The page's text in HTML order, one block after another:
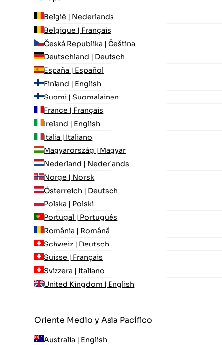
België | Nederlands
Belgique | Français
Česká Republika | Čeština
Deutschland | Deutsch
España | Español
Finland | English
Suomi | Suomalainen
France | Français
Ireland | English
Italia | Italiano
Magyarország | Magyar
Nederland | Nederlands
Norge | Norsk
Österreich | Deutsch
Polska | Polski
Portugal | Português
România | Română
Schweiz | Deutsch
Suisse | Français
Svizzera | Italiano
United Kingdom | English
Oriente Medio y Asia Pacífico
Australia | English